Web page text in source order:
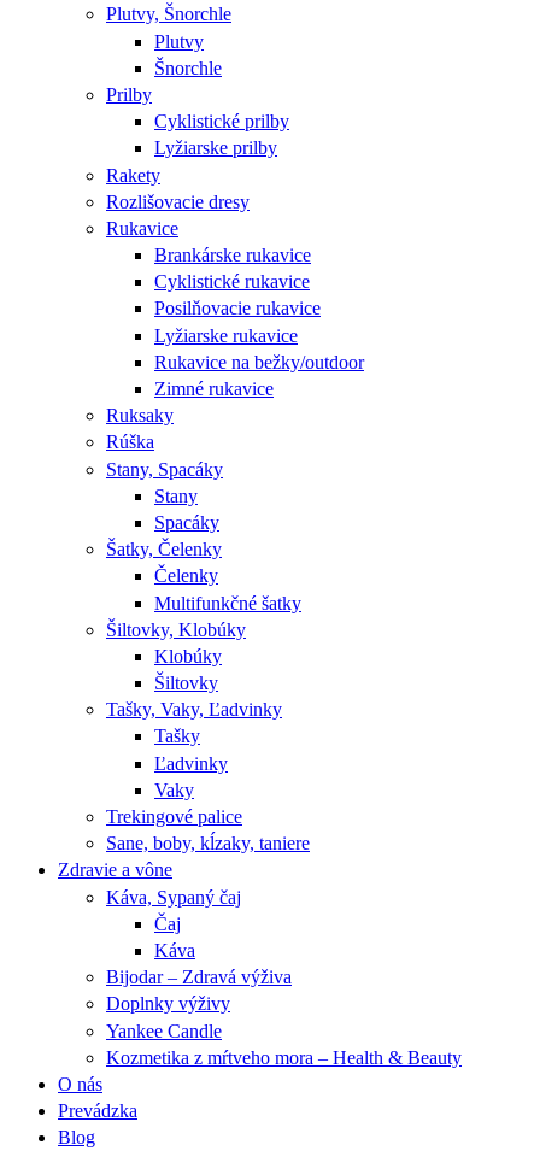
Plutvy, Šnorchle
Plutvy
Šnorchle
Prilby
Cyklistické prilby
Lyžiarske prilby
Rakety
Rozlišovacie dresy
Rukavice
Brankárske rukavice
Cyklistické rukavice
Posilňovacie rukavice
Lyžiarske rukavice
Rukavice na bežky/outdoor
Zimné rukavice
Ruksaky
Rúška
Stany, Spacáky
Stany
Spacáky
Šatky, Čelenky
Čelenky
Multifunkčné šatky
Šiltovky, Klobúky
Klobúky
Šiltovky
Tašky, Vaky, Ľadvinky
Tašky
Ľadvinky
Vaky
Trekingové palice
Sane, boby, kĺzaky, taniere
Zdravie a vône
Káva, Sypaný čaj
Čaj
Káva
Bijodar – Zdravá výživa
Doplnky výživy
Yankee Candle
Kozmetika z mŕtveho mora – Health & Beauty
O nás
Prevádzka
Blog